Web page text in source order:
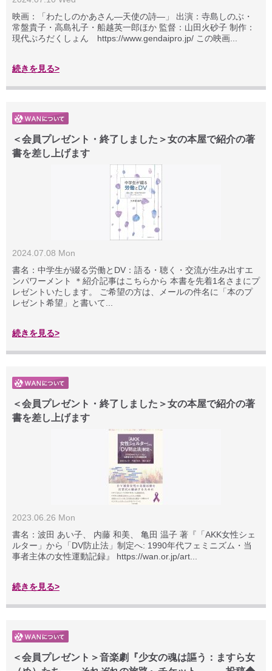
映画：「わたしのかあさん―天使の詩―」 出演：寺島しのぶ・
常盤貴子・高島礼子・船越英一郎ほか 監督：山田火砂子 制作：
現代ぷろだくしょん https://www.gendaipro.jp/ この映画...
続きを見る>
＜会員プレゼント・終了しました＞女の本屋で紹介の著
書を差し上げます
2024.07.08 Mon
書名：中学生が綴る労働とDV：語る・聴く・交流が生み出すエ
ンパワーメント ＊紹介記事はこちらから 本書を先着1名さまにプ
レゼントいたします。 ご希望の方は、メールの件名に「本のプ
レゼント希望」と書いて...
続きを見る>
＜会員プレゼント・終了しました＞女の本屋で紹介の著
書を差し上げます
2023.06.26 Mon
書名：波田 あい子、 内藤 和美、 亀田 温子 著『「AKK女性シェ
ルター」から「DV防止法」制定へ: 1990年代フェミニズム・当
事者主体の女性運動記録』 https://wan.or.jp/art...
続きを見る>
＜会員プレゼント＞音楽劇『少女の魂は謳う：ますら女